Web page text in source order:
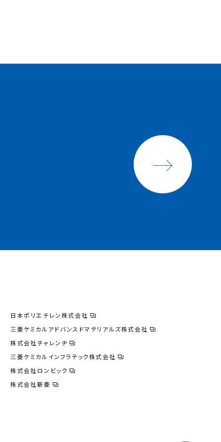
三菱ケミカルアドバンスドマテリアルズ株式会社
株式会社チャレンヂ
三菱ケミカルインフラテック株式会社
株式会社ロンビック
株式会社新菱
日本ポリエチレン株式会社